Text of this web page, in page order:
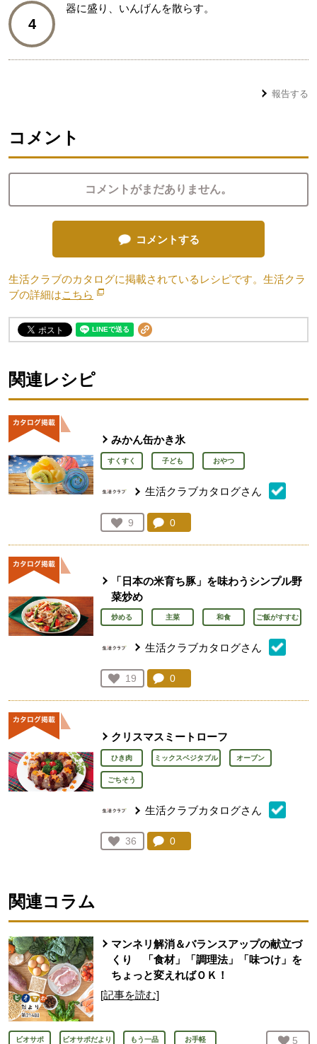
4
器に盛り、いんげんを散らす。
報告する
コメント
コメントがまだありません。
コメントする
生活クラブのカタログに掲載されているレシピです。生活クラ
ブの詳細はこちら 別のウィンドウで開きます。
関連レシピ
みかん缶かき氷
すくすく 子ども おやつ
生活クラブカタログさん
お気に入り登録：
9
人が登録
コメント：
0
「日本の米育ち豚」を味わうシンプル野
菜炒め
炒める 主菜 和食 ご飯がすすむ
生活クラブカタログさん
お気に入り登録：
19
人が登録
コメント：
0
クリスマスミートローフ
ひき肉 ミックスベジタブル オーブン
ごちそう
生活クラブカタログさん
お気に入り登録：
36
人が登録
コメント：
0
関連コラム
マンネリ解消＆バランスアップの献立づ
くり 「食材」「調理法」「味つけ」を
ちょっと変えればＯＫ！
[記事を読む]
ビオサポ ビオサポだより もう一品 お手軽 お気
5